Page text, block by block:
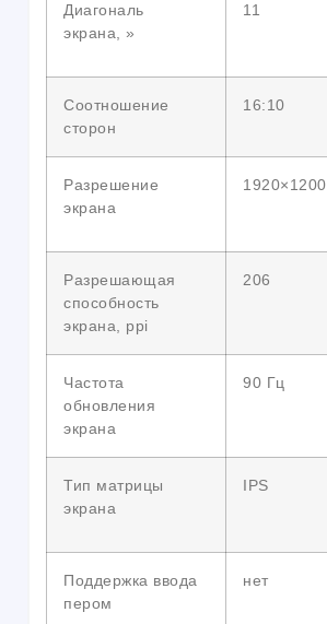
Диагональ
экрана, »
11
Соотношение
сторон
16:10
Разрешение
экрана
1920×1200
Разрешающая
способность
экрана, ppi
206
Частота
обновления
экрана
90 Гц
Тип матрицы
экрана
IPS
Поддержка ввода
пером
нет